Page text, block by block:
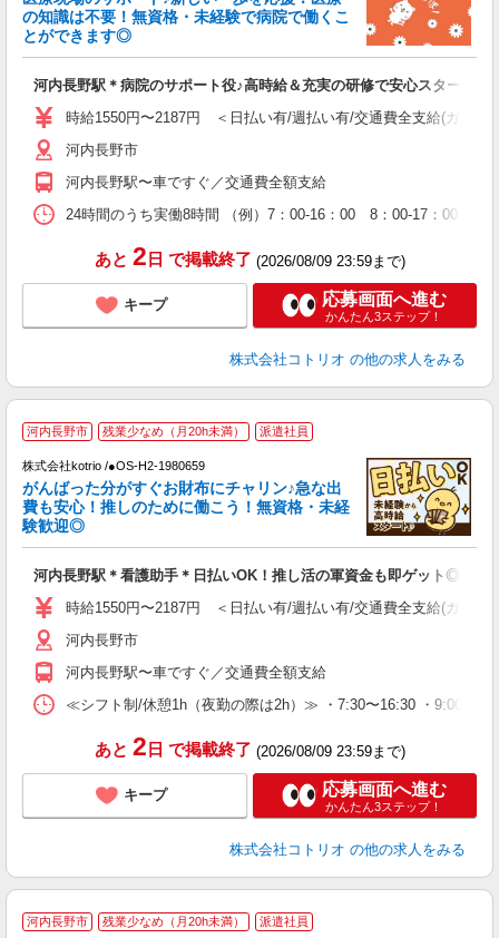
の知識は不要！無資格・未経験で病院で働くこ
とができます◎
河内長野駅＊病院のサポート役♪高時給＆充実の研修で安心スタート
時給1550円〜2187円 ＜日払い有/週払い有/交通費全支給(ガソリ
河内長野市
河内長野駅〜車ですぐ／交通費全額支給
24時間のうち実働8時間 （例）7：00-16：00 8：00-17：00 な
あと 2 日 で掲載終了 (2026/08/09 23:59まで)
キープ 応募画面へ進む
かんたん3ステップ！
株式会社コトリオ の他の求人をみる
河内長野市 残業少なめ（月20h未満） 派遣社員
株式会社kotrio /●OS-H2-1980659
がんばった分がすぐお財布にチャリン♪急な出
費も安心！推しのために働こう！無資格・未経
験歓迎◎
河内長野駅＊看護助手＊日払いOK！推し活の軍資金も即ゲット◎
時給1550円〜2187円 ＜日払い有/週払い有/交通費全支給(ガソリ
河内長野市
河内長野駅〜車ですぐ／交通費全額支給
≪シフト制/休憩1h（夜勤の際は2h）≫ ・7:30〜16:30 ・9:00〜
あと 2 日 で掲載終了 (2026/08/09 23:59まで)
キープ 応募画面へ進む
かんたん3ステップ！
株式会社コトリオ の他の求人をみる
河内長野市 残業少なめ（月20h未満） 派遣社員